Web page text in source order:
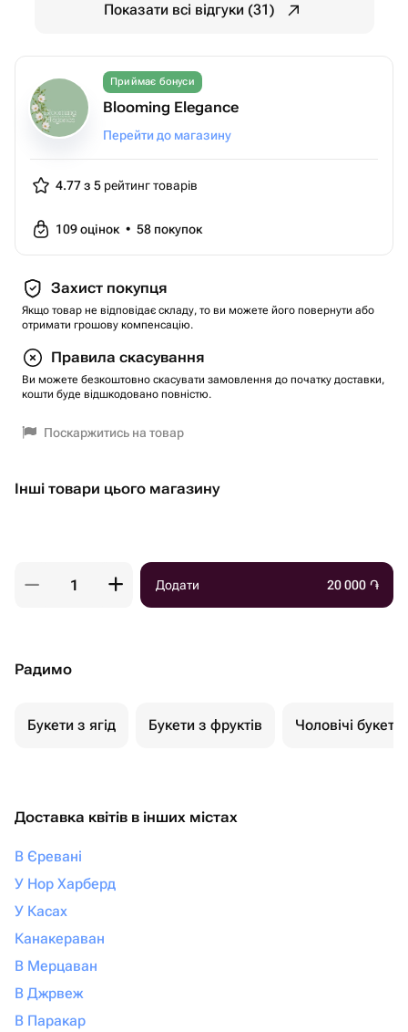
Показати всі відгуки (31)
Приймає бонуси
Blooming Elegance
Перейти до магазину
4.77 з 5 рейтинг товарів
109оцінок • 58 покупок
Захист покупця
Якщо товар не відповідає складу, то ви можете його повернути або
отримати грошову компенсацію.
Правила скасування
Ви можете безкоштовно скасувати замовлення до початку доставки,
кошти буде відшкодовано повністю.
Поскаржитись на товар
Інші товари цього магазину
Додати 20 000 ֏
Радимо
Букети з ягід Букети з фруктів Чоловічі букети
Доставка квітів в інших містах
В Єревані
У Нор Харберд
У Касах
Канакераван
В Мерцаван
В Джрвеж
В Паракар